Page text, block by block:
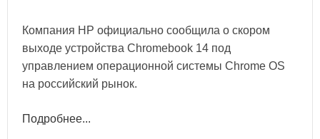
Компания HP официально сообщила о скором
выходе устройства Chromebook 14 под
управлением операционной системы Chrome OS
на российский рынок.
Подробнее...